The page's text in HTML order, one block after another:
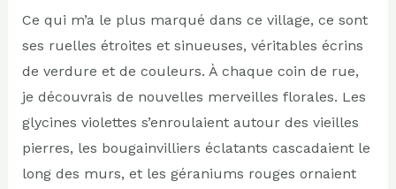
Ce qui m’a le plus marqué dans ce village, ce sont
ses ruelles étroites et sinueuses, véritables écrins
de verdure et de couleurs. À chaque coin de rue,
je découvrais de nouvelles merveilles florales. Les
glycines violettes s’enroulaient autour des vieilles
pierres, les bougainvilliers éclatants cascadaient le
long des murs, et les géraniums rouges ornaient